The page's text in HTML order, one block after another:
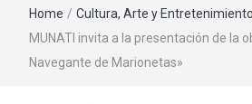
Home / Cultura, Arte y Entretenimiento
MUNATI invita a la presentación de la
Navegante de Marionetas»